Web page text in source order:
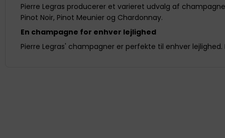
Pierre Legras producerer et varieret udvalg af
Pinot Noir, Pinot Meunier og Chardonnay.
En champagne for enhver lejlighed
Pierre Legras' champagner er perfekte til enhver